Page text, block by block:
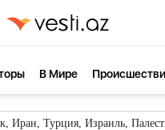
В Мире
Иран, Турция, Израиль,